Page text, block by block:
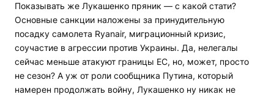
Показывать же Лукашенко пряник — с какой стати?
Основные санкции наложены за принудительную
посадку самолета Ryanair, миграционный кризис,
соучастие в агрессии против Украины. Да, нелегалы
сейчас меньше атакуют границы ЕС, но, может, просто
не сезон? А уж от роли сообщника Путина, который
намерен продолжать войну, Лукашенко ну никак не